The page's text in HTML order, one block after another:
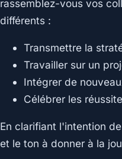
rassemblez-vous vos
différents :
Transmettre la
Travailler sur un
Intégrer de
Célébrer les
En clarifiant l'intention
et le ton à donner à la